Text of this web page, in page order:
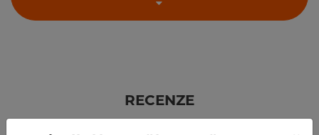
RECENZE
Kdo s námi letěl